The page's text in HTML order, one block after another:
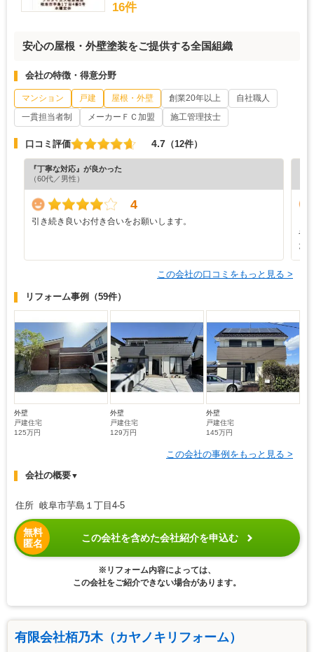
16件
安心の屋根・外壁塗装をご提供する全国組織
会社の特徴・得意分野
マンション 戸建 屋根・外壁 創業20年以上
自社職人
一貫担当者制
メーカーＦＣ加盟 施工管理技士
口コミ評価 4.7 （12件）
『丁寧な対応』が良かった
（60代／男性）
4
引き続き良いお付き合いをお願いします。
や
た
この会社の口コミをもっと見る >
リフォーム事例 （59件）
外壁
戸建住宅
125万円
外壁
戸建住宅
129万円
外壁
戸建住宅
145万円
この会社の事例をもっと見る >
会社の概要▼
住所 岐阜市芋島１丁目4-5
無料
匿名
この会社を含めた会社紹介を申込む
※リフォーム内容によっては、
この会社をご紹介できない場合があります。
有限会社栢乃木（カヤノキリフォーム）